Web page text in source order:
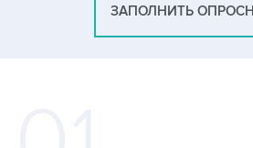
ЗАПОЛНИТЬ